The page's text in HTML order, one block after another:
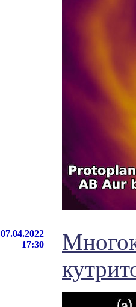
07.04.2022
17:30